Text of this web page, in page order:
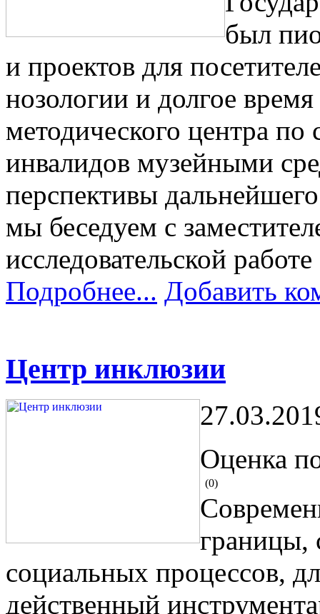
был
и проектов для
нозологии и долгое
методического центра
инвалидов музейными
перспективы
мы беседуем с
исследовательской
Подробнее... Добавить
Центр инклюзии
Оценка
(0)
границы,
социальных процессов,
действенный